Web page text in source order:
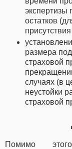
экспертизы
остатков
размера
страховой
случаях (в
неустойки
страховой
Помимо